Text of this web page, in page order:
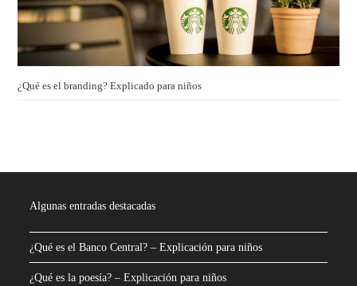
¿Qué es el branding? Explicado para niños
Algunas entradas destacadas
¿Qué es el Banco Central? – Explicación para niños
¿Qué es la poesía? – Explicación para niños